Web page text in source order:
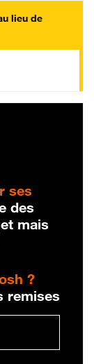
lieu de
ses
des
mais
?
remises